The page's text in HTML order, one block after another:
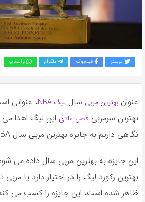
کپی
توییتر فیسبوک تلگرام واتساپ
عنوان بهترین مربی سال لیگ NBA
، عنوانی
بهترین سرمربی فصل عادی این لیگ اهدا
نگاهی داریم به جایزه بهترین مربی سال NBA.
این جایزه به بهترین مربی سال داده می
بهترین رکورد لیگ را در اختیار دارد یا مربی